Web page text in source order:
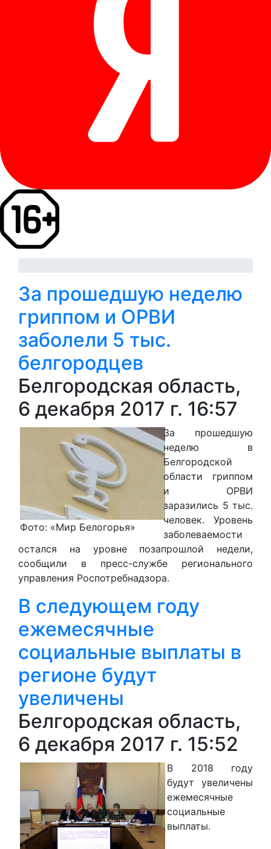
За прошедшую неделю
гриппом и ОРВИ
заболели 5 тыс.
белгородцев
Белгородская область,
6 декабря 2017 г. 16:57
Фото: «Мир Белогорья»
За прошедшую
неделю в
Белгородской
области гриппом
и ОРВИ
заразились 5 тыс.
человек. Уровень
заболеваемости
остался на уровне позапрошлой недели,
сообщили в пресс-службе регионального
управления Роспотребнадзора.
В следующем году
ежемесячные
социальные выплаты в
регионе будут
увеличены
Белгородская область,
6 декабря 2017 г. 15:52
В 2018 году
будут увеличены
ежемесячные
социальные
выплаты.